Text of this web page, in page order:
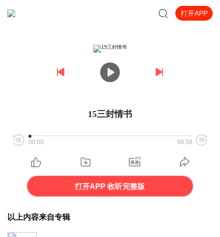
打开APP
15三封情书
00:00 08:58
打开APP 收听完整版
以上内容来自专辑